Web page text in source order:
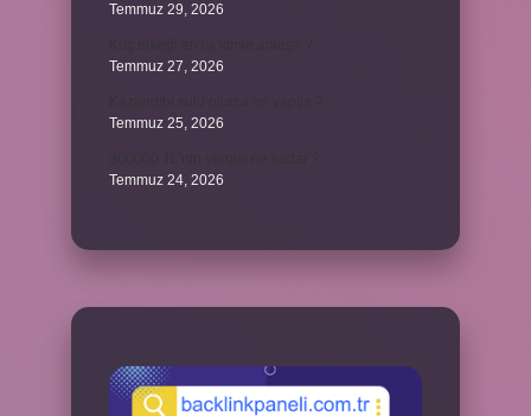
Temmuz 29, 2026
Temmuz 27, 2026
Temmuz 25, 2026
Temmuz 24, 2026